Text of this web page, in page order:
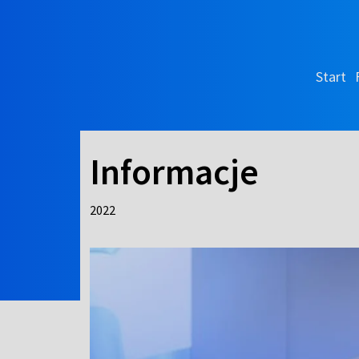
Start
Informacje
2022